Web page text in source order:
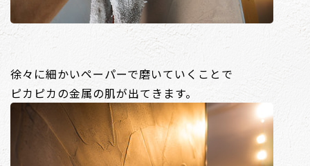
徐々に細かいペーパーで磨いていくことで
ピカピカの金属の肌が出てきます。